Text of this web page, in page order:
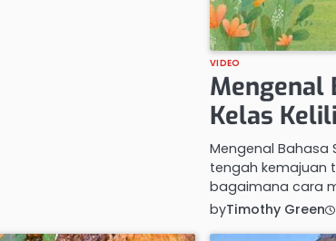
VIDEO
Mengenal
Kelas
Mengenal Bahasa
tengah kemajuan
bagaimana cara
byTimothy Green